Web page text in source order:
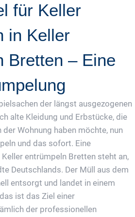
für Keller
in Keller
Bretten – Eine
der längst ausgezogenen
alte Kleidung und Erbstücke, die
Wohnung haben möchte, nun
und das sofort. Eine
entrümpeln Bretten steht an,
Deutschlands. Der Müll aus dem
entsorgt und landet in einem
ist das Ziel einer
der professionellen